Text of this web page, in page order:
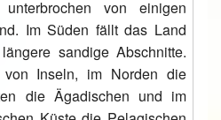
von einigen
Im Süden fällt das Land
sandige Abschnitte.
Inseln, im Norden die
die Ägadischen und im